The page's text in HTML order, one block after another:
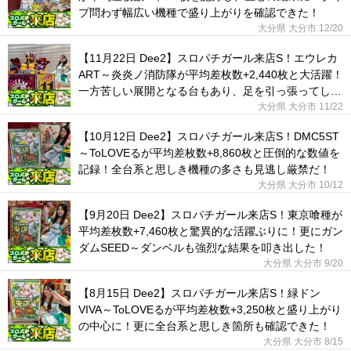
プ問わず幅広い機種で盛り上がりを確認できた！
大分県 大分市 12/20
【11月22日 Dee2】スロパチガール来店S！エウレカ
ART～炎炎ノ消防隊が平均差枚数+2,440枚と大活躍！
一方苦しい展開となる台もあり、足を引っ張ってしま
大分県 大分市 11/22
【10月12日 Dee2】スロパチガール来店S！DMC5ST
～ToLOVEるが平均差枚数+8,860枚と圧倒的な数値を
記録！全台系と思しき機種の多さも見逃し厳禁だ！
大分県 大分市 10/12
【9月20日 Dee2】スロパチガール来店S！東京喰種が
平均差枚数+7,460枚と驚異的な活躍ぶりに！更にガン
ダムSEED～ダンベルも強烈な結果を叩き出した！
大分県 大分市 9/20
【8月15日 Dee2】スロパチガール来店S！緑ドン
VIVA～ToLOVEるが平均差枚数+3,250枚と盛り上がり
の中心に！更に全台系と思しき箇所も確認できた！
大分県 大分市 8/15